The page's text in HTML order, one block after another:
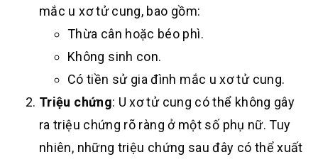
mắc u xơ tử cung, bao gồm:
Thừa cân hoặc béo phì.
Không sinh con.
Có tiền sử gia đình mắc u xơ tử cung.
Triệu chứng: U xơ tử cung có thể không gây
ra triệu chứng rõ ràng ở một số phụ nữ. Tuy
nhiên, những triệu chứng sau đây có thể xuất